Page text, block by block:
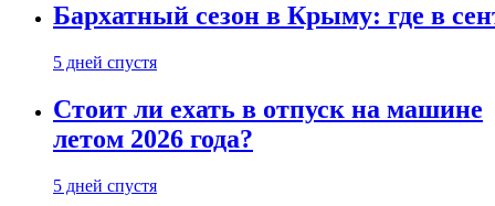
Бархатный сезон в Крыму: где в
5 дней спустя
Стоит ли ехать в отпуск на машине
летом 2026 года?
5 дней спустя